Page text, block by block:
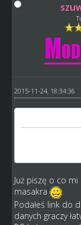
2015-11-24, 18:34:36
Już piszę o co mi
masakra
Podałeś link do
danych graczy